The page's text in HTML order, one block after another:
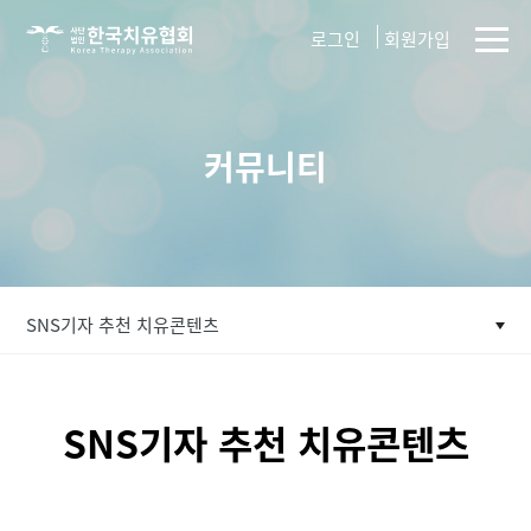
사단법인
로그인 회원가입
커뮤니티
SNS기자 추천 치유콘텐츠
SNS기자 추천 치유콘텐츠